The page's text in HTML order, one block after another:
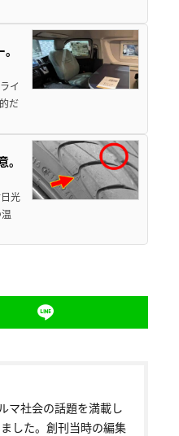
イ
だ
光
マ社会の話題を満載し
した。創刊当時の編集